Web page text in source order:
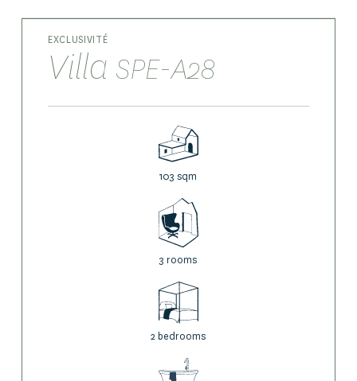
EXCLUSIVITÉ
Villa SPE-A28
103 sqm
3 rooms
2 bedrooms